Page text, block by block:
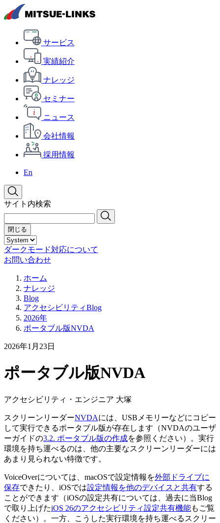
サービス
実績紹介
ナレッジ
セミナー
ニュース
会社情報
採用情報
En
サイト内検索
閉じる
ダークモード対応について
お問い合わせ
ホーム
ナレッジ
Blog
アクセシビリティBlog
2026年
ポータブル版NVDA
2026年1月23日
ポータブル版NVDA
アクセシビリティ・エンジニア 大塚
スクリーンリーダーNVDAには、USBメモリーなどにコピー
して実行できるポータブル版が存在します（NVDAのユーザ
ーガイドの3.2. ポータブル版の作成を参照ください）。実行
環境を持ち運べるのは、他の主要なスクリーンリーダーには
あまり見られない特徴です。
VoiceOverについては、macOSで設定情報を外部ドライブに
保存できたり、iOSでは設定情報を他のデバイスと共有する
ことができます（iOSの設定共有については、過去に当Blog
で取り上げたiOS 26のアクセシビリティ設定共有機能もご覧
ください）。一方、こうした実行環境を持ち運べるスクリー